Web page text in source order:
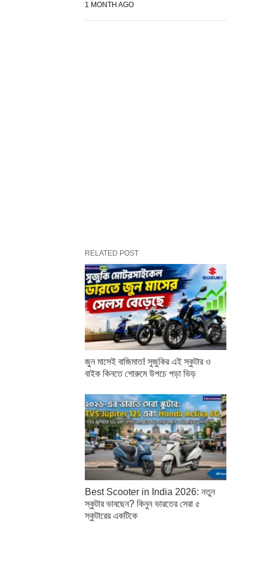
1 MONTH AGO
RELATED POST
জুন মাসেই বাজিমাত! সুজুকির এই স্কুটার ও
বাইক কিনতে শোরুমে উপচে পড়া ভিড়
Best Scooter in India 2026: নতুন
স্কুটার ভাবছেন? কিনুন ভারতের সেরা ৫
স্কুটারের একটিকে